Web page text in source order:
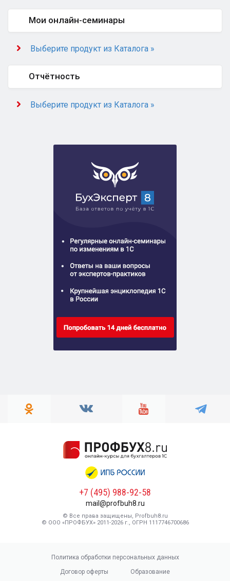
Мои онлайн-семинары
Выберите продукт из Каталога »
Отчётность
Выберите продукт из Каталога »
+7 (495) 988-92-58
mail@profbuh8.ru
© Все права защищены, Profbuh8.ru
© ООО «ПРОФБУХ» 2011-2026 г., ОГРН 1117746700686
Политика обработки персональных данных
Договор оферты
Образование